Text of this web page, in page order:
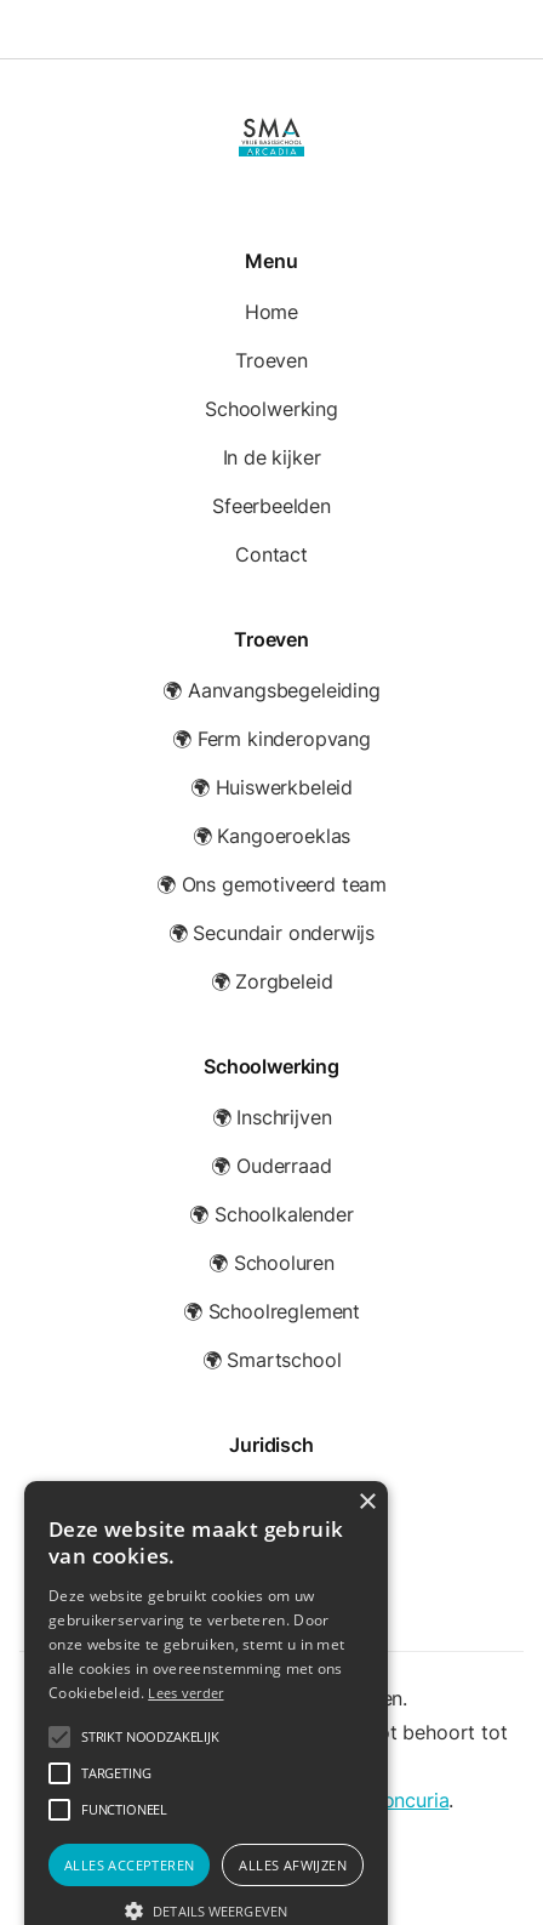
Menu
Home
Troeven
Schoolwerking
In de kijker
Sfeerbeelden
Contact
Troeven
🌍 Aanvangsbegeleiding
🌍 Ferm kinderopvang
🌍 Huiswerkbeleid
🌍 Kangoeroeklas
🌍 Ons gemotiveerd team
🌍 Secundair onderwijs
🌍 Zorgbeleid
Schoolwerking
🌍 Inschrijven
🌍 Ouderraad
🌍 Schoolkalender
🌍 Schooluren
🌍 Schoolreglement
🌍 Smartschool
Juridisch
Privacybeleid
Cookiebeleid
© Alle rechten voorbehouden.
Vrije Basisschool Sancta Maria Aarschot behoort tot
Ontwerp en ontwikkeling door
Concuria.
×
Deze website maakt gebruik
van cookies.
Deze website gebruikt cookies om uw
gebruikerservaring te verbeteren. Door
onze website te gebruiken, stemt u in met
alle cookies in overeenstemming met ons
Cookiebeleid. Lees verder
STRIKT NOODZAKELIJK
TARGETING
FUNCTIONEEL
ALLES ACCEPTEREN ALLES AFWIJZEN
DETAILS WEERGEVEN